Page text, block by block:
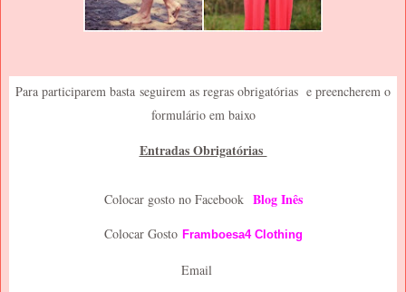
Para participarem basta seguirem as regras obrigatórias e preencherem o
formulário em baixo
Entradas Obrigatórias
Colocar gosto no Facebook Blog Inês
Colocar Gosto Framboesa4 Clothing
Email